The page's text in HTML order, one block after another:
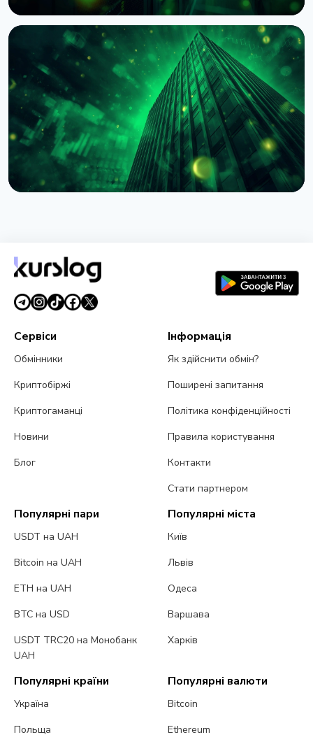
НОВИНА
BNY Mellon запускає стейкінг для інституційних
клієнтів разом із Galaxy
4 серпня 2026 р. 4 хв читання
JPMorgan
4 серпня 2026 р.5 хв читання
Сервіси
Обмінники
Криптобіржі
Криптогаманці
Новини
Блог
Інформація
Як здійснити обмін?
Поширені запитання
Політика конфіденційності
Правила користування
Контакти
Стати партнером
Популярні пари
USDT на UAH
Bitcoin на UAH
ETH на UAH
BTC на USD
USDT TRC20 на Монобанк
UAH
Популярні міста
Київ
Львів
Одеса
Варшава
Харків
Популярні країни
Україна
Польща
Популярні валюти
Bitcoin
Ethereum